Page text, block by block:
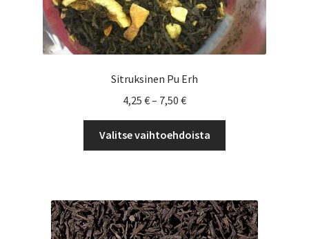
Sitruksinen Pu Erh
4,25 €– 7,50 €Hintaluokka:
-
7,50 €
Valitse vaihtoehdoista
Voit
tehdä